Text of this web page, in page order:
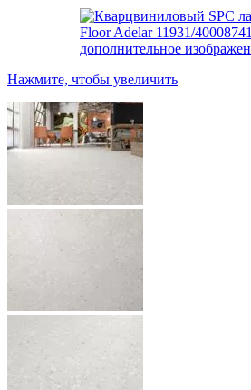
Нажмите, чтобы увеличить